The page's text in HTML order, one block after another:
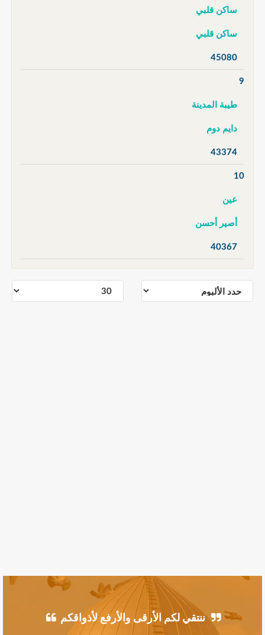
ساكن قلبي
ساكن قلبي
45080
9
طيبة المدينة
دايم دوم
43374
10
عين
أصير أحسن
40367
ننتقي لكم الأرقى والأرفع لأذواقكم